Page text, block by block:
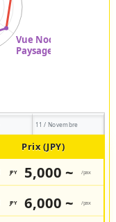
11 / Novembre
Prix (JPY)
JPY 5,000 ~ /pax
JPY 6,000 ~ /pax